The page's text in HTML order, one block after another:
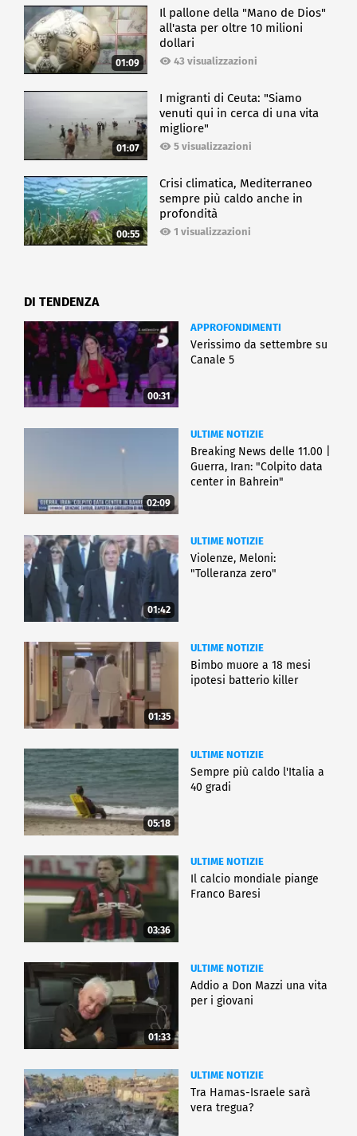
01:09
Il pallone della "Mano de Dios"
all'asta per oltre 10 milioni
dollari
43 visualizzazioni
01:07
I migranti di Ceuta: "Siamo
venuti qui in cerca di una vita
migliore"
5 visualizzazioni
00:55
Crisi climatica, Mediterraneo
sempre più caldo anche in
profondità
1 visualizzazioni
DI TENDENZA
00:31
APPROFONDIMENTI
Verissimo da settembre su
Canale 5
02:09
ULTIME NOTIZIE
Breaking News delle 11.00 |
Guerra, Iran: "Colpito data
center in Bahrein"
01:42
ULTIME NOTIZIE
Violenze, Meloni:
"Tolleranza zero"
01:35
ULTIME NOTIZIE
Bimbo muore a 18 mesi
ipotesi batterio killer
05:18
ULTIME NOTIZIE
Sempre più caldo l'Italia a
40 gradi
03:36
ULTIME NOTIZIE
Il calcio mondiale piange
Franco Baresi
01:33
ULTIME NOTIZIE
Addio a Don Mazzi una vita
per i giovani
ULTIME NOTIZIE
Tra Hamas-Israele sarà
vera tregua?